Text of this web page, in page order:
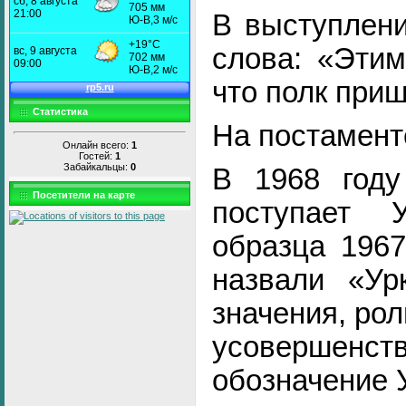
Статистика
Онлайн всего: 1
Гостей: 1
Забайкальцы: 0
Посетители на карте
В
слова:
что полк
На
В 1968
поступает
образца
назвали
значения,
обозначение